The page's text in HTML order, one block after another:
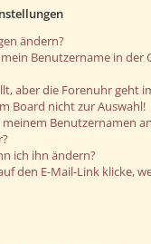
ändern?
Benutzername in der
aber die Forenuhr geht
Board nicht zur Auswahl!
Benutzernamen
ich ihn ändern?
den E-Mail-Link klicke,